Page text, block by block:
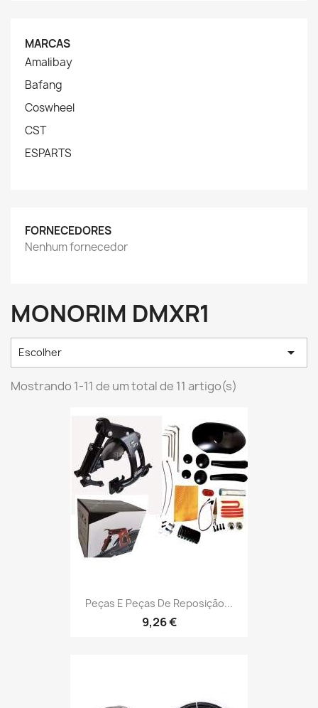
MARCAS
Amalibay
Bafang
Coswheel
CST
ESPARTS
FORNECEDORES
Nenhum fornecedor
MONORIM DMXR1
Escolher 
Mostrando 1-11 de um total de 11 artigo(s)
Peças E Peças De Reposição...
9,26 €